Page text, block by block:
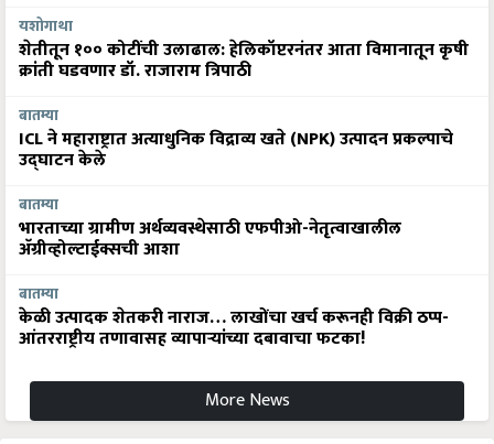
यशोगाथा
शेतीतून १०० कोटींची उलाढाल: हेलिकॉप्टरनंतर आता विमानातून कृषी
क्रांती घडवणार डॉ. राजाराम त्रिपाठी
बातम्या
ICL ने महाराष्ट्रात अत्याधुनिक विद्राव्य खते (NPK) उत्पादन प्रकल्पाचे
उद्घाटन केले
बातम्या
भारताच्या ग्रामीण अर्थव्यवस्थेसाठी एफपीओ-नेतृत्वाखालील
अ‍ॅग्रीव्होल्टाईक्सची आशा
बातम्या
केळी उत्पादक शेतकरी नाराज… लाखोंचा खर्च करूनही विक्री ठप्प-
आंतरराष्ट्रीय तणावासह व्यापाऱ्यांच्या दबावाचा फटका!
More News